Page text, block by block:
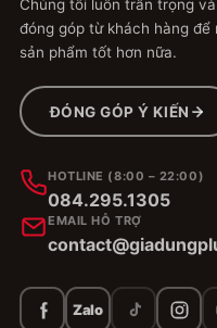
Chúng tôi luôn trân trọng
đóng góp từ khách hàng
sản phẩm tốt hơn nữa.
ĐÓNG GÓP Ý KIẾN
HOTLINE (8:00 – 22:00)
084.295.1305
EMAIL HỖ TRỢ
Zalo